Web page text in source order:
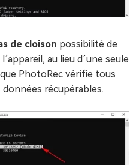
de cloison possibilité de
au lieu d’une seule
PhotoRec vérifie tous
récupérables.